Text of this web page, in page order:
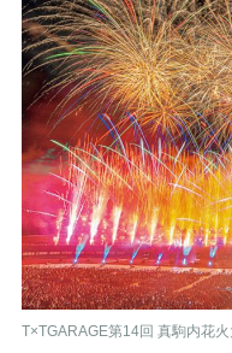
T×TGARAGE第14回 真駒内花